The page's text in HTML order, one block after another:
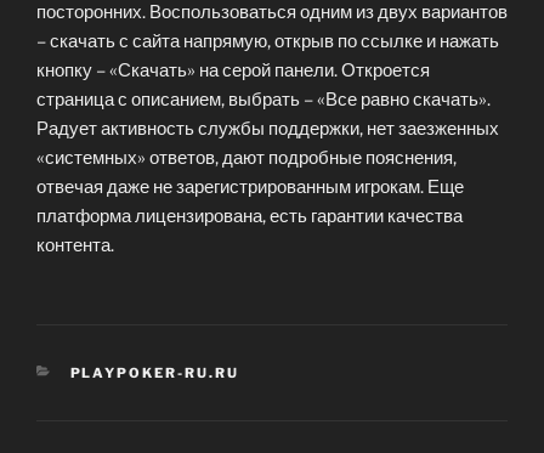
посторонних. Воспользоваться одним из двух вариантов
– скачать с сайта напрямую, открыв по ссылке и нажать
кнопку – «Скачать» на серой панели. Откроется
страница с описанием, выбрать – «Все равно скачать».
Радует активность службы поддержки, нет заезженных
«системных» ответов, дают подробные пояснения,
отвечая даже не зарегистрированным игрокам. Еще
платформа лицензирована, есть гарантии качества
контента.
CATEGORIES
PLAYPOKER-RU.RU